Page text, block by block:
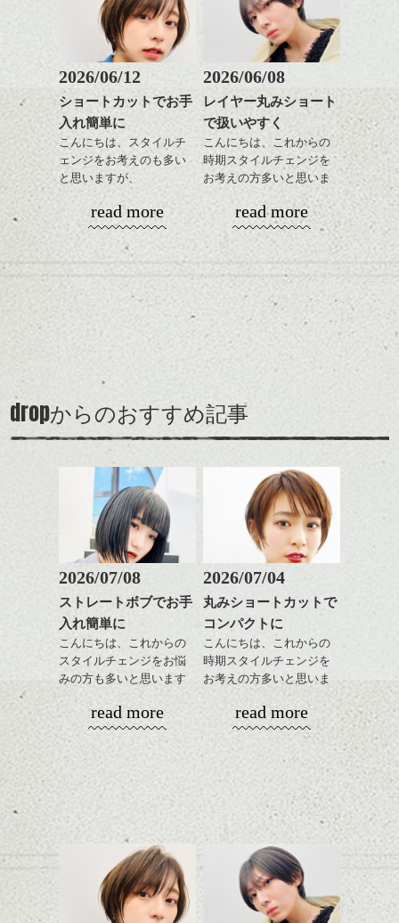
耳だしするとメリハリが
ついて良い感じです。
スタイリングはとても簡
単でワックスやセラムを
全体に手ぐししながら広
げるだけ、
ストレートにしたりクセ
毛を活かしたり、気分で
楽しめるのもいいです
ね。
カラーはグレージュやブ
ルージュ等もおすすめで
すが、
90's後半から2000's前半に
髪、のアップグレード版
ます。
スタイルの事やカラーリ
ングの事などなんでもご
落系の女性に合います。
またジェンダレスなライ
ンでもあるので、これく
らいの感じって中性的な
メンズにも似合いそうで
すよね。
今回はそんな感じで、
春のヘアスタイル是非ご
相談して下さい。
シバタ
おすすめですね。
前髪もやや重めにカット
してラインを強調するの
す、
目元が引き締まった印象
に。
わせで質感に変化をつけ
ダークトーンの色味でク
ールに演出するのもおす
ナチュラルなトーンの色
で柔らかさをプラスする
のも良いですね。
またクセ毛の方は質感調
整のストレートパーマで
髪質改善すると
おすすめです。
いつものスタイリングが
ドライした後オイルやワ
ックスをなじませるだけ
に。
これからのスタイルチェ
ンジの事、髪質に合った
お手入れ方法等、
下さいね。
お待ちしております。
シバタ
軽めの前髪で透け感を演
出できるので、
この時期とてもおすすめ
ナチュラルなベージュカ
ラーで全体にツヤと透明
感をプラスして
質感も綺麗に見せやす
く。
をドライした後、
ワックスとオイルを混ぜ
せます。
質感をかるくととのえな
がら耳かけアレンジする
のも良い感じです。
これからのスタイルチェ
ンジ、似合うカラーリン
グの事やお手入れ方法な
是非なんでもご相談して
下さいね。
シバタ
2026/06/12
ショートカットでお手
入れ簡単に
こんにちは、スタイルチ
ェンジをお考えのも多い
と思いますが、
演出したスタイルもこれ
からの季節とてもおすす
めですね。
前髪を軽めに調整し、フ
ェイスラインのデザイン
るようカット。
るのが良い感じです。
ベージュ系等の肌を綺麗
に見せる効果のあるカラ
ーリングをプラスして透
明感を表現すると
更に雰囲気が出やすくな
って毎日のお手入れも簡
単になりますよ。
さり気ない程度にハイラ
スタイリングも簡単で、
ワックスとオイル、バー
ム等の質感を調整しやす
いものを全体になじませ
整えるだけですよ。
read more
2026/06/08
レイヤー丸みショート
で扱いやすく
こんにちは、これからの
時期スタイルチェンジを
お考えの方多いと思いま
コンパクトなフォルムが
全体のバランスを良く見
せてくれる効果もあり、
いろんなシーンに雰囲気
をだしやすくスタイリン
グも簡単で良いので朝の
時短にも◎
出できるので、
この時期とてもおすすめ
ですよ。
ナチュラルなベージュカ
ラーで全体にツヤと透明
感をプラスして
質感も綺麗に見せやす
スタイリング方法は全体
をドライした後、
ワックスとオイルを混ぜ
ながらもみこみ、なじま
せます。
質感をかるくととのえな
がら耳かけアレンジする
のも良い感じです。
これからのスタイルチェ
ンジ、似合うカラーリン
グの事やお手入れ方法な
ど
是非なんでもご相談して
下さいね。
read more
dropからのおすすめ記事
2026/07/08
ストレートボブでお手
入れ簡単に
こんにちは、これからの
スタイルチェンジをお悩
みの方も多いと思います
やっぱりボブでお手入れ
しやすいスタイルだと毎
日のスタイリングも簡単
あご下のラインでやや長
さを残したボブは雰囲気
も出しやすくていろいろ
おすすめですね。
前髪もやや重めにカット
read more
2026/07/04
丸みショートカットで
コンパクトに
こんにちは、これからの
時期スタイルチェンジを
お考えの方多いと思いま
コンパクトなフォルムが
全体のバランスを良く見
せてくれる効果もあり、
いろんなシーンに雰囲気
をだしやすくスタイリン
グも簡単で良いので朝の
時短にも◎
そんなショートカット。
軽めの前髪で透け感を演
出できるので、
read more